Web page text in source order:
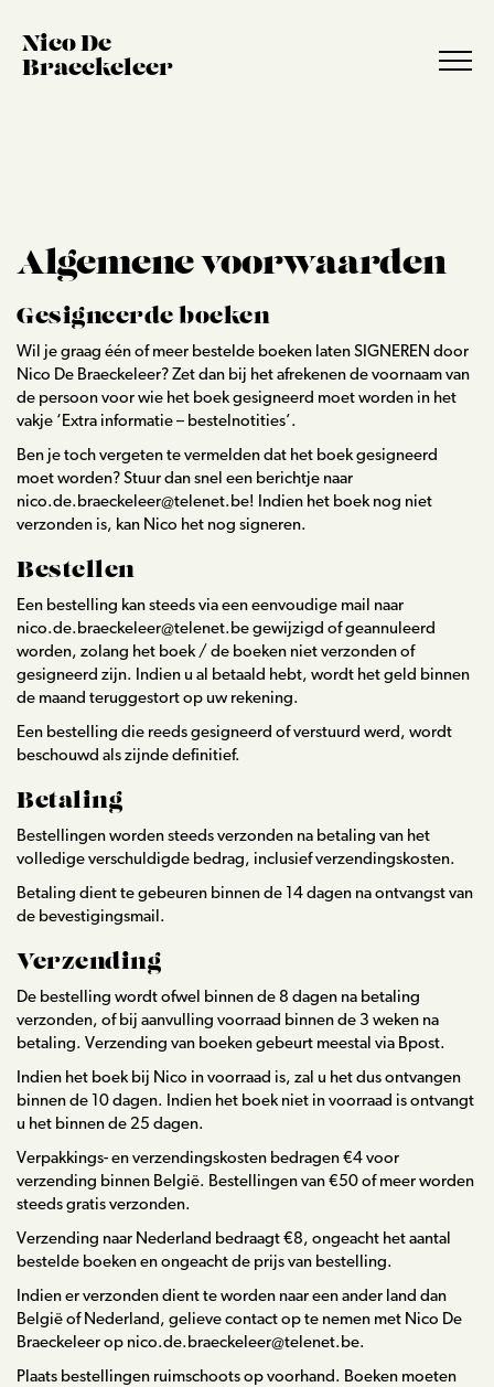
Nico De
Braeckeleer
Biografie
Scenario’s
Webshop
Lezingen
Algemene voorwaarden
Gesigneerde boeken
Wil je graag één of meer bestelde boeken laten SIGNEREN door
Nico De Braeckeleer? Zet dan bij het afrekenen de voornaam van
de persoon voor wie het boek gesigneerd moet worden in het
vakje ‘Extra informatie – bestelnotities’.
Ben je toch vergeten te vermelden dat het boek gesigneerd
moet worden? Stuur dan snel een berichtje naar
nico.de.braeckeleer@telenet.be! Indien het boek nog niet
verzonden is, kan Nico het nog signeren.
Bestellen
Een bestelling kan steeds via een eenvoudige mail naar
nico.de.braeckeleer@telenet.be gewijzigd of geannuleerd
worden, zolang het boek / de boeken niet verzonden of
gesigneerd zijn. Indien u al betaald hebt, wordt het geld binnen
de maand teruggestort op uw rekening.
Een bestelling die reeds gesigneerd of verstuurd werd, wordt
beschouwd als zijnde definitief.
Betaling
Bestellingen worden steeds verzonden na betaling van het
volledige verschuldigde bedrag, inclusief verzendingskosten.
Betaling dient te gebeuren binnen de 14 dagen na ontvangst van
de bevestigingsmail.
Verzending
De bestelling wordt ofwel binnen de 8 dagen na betaling
verzonden, of bij aanvulling voorraad binnen de 3 weken na
betaling. Verzending van boeken gebeurt meestal via Bpost.
Indien het boek bij Nico in voorraad is, zal u het dus ontvangen
binnen de 10 dagen. Indien het boek niet in voorraad is ontvangt
u het binnen de 25 dagen.
Verpakkings- en verzendingskosten bedragen €4 voor
verzending binnen België. Bestellingen van €50 of meer worden
steeds gratis verzonden.
Verzending naar Nederland bedraagt €8, ongeacht het aantal
bestelde boeken en ongeacht de prijs van bestelling.
Indien er verzonden dient te worden naar een ander land dan
België of Nederland, gelieve contact op te nemen met Nico De
Braeckeleer op nico.de.braeckeleer@telenet.be.
Plaats bestellingen ruimschoots op voorhand. Boeken moeten